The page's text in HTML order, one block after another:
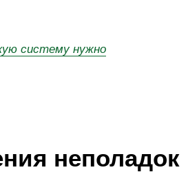
систему нужно
неполадок